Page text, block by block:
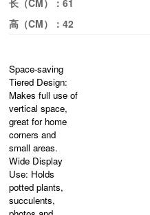
长（CM）：61
高（CM）：42
Space-saving
Tiered Design:
Makes full use of
vertical space,
great for home
corners and
small areas.
Wide Display
Use: Holds
potted plants,
succulents,